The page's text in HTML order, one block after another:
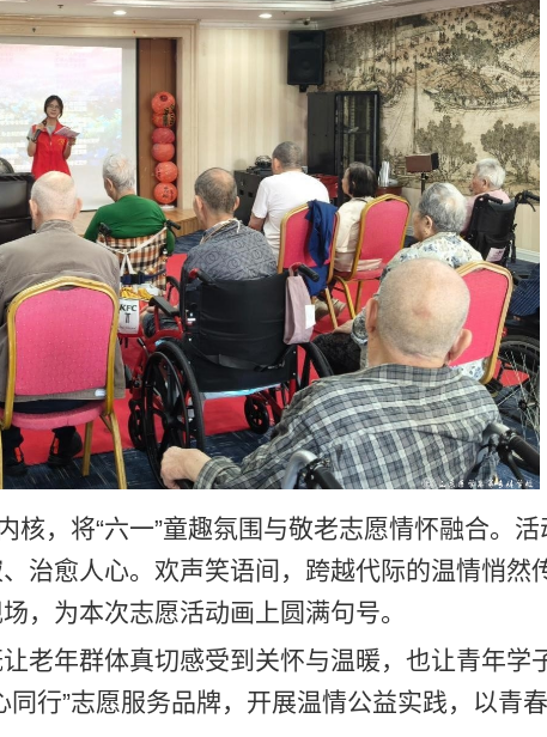
核，将“六一”童趣氛围与敬老志愿情怀融合。
治愈人心。欢声笑语间，跨越代际的温情悄然
，为本次志愿活动画上圆满句号。
老年群体真切感受到关怀与温暖，也让青年学
行”志愿服务品牌，开展温情公益实践，以青